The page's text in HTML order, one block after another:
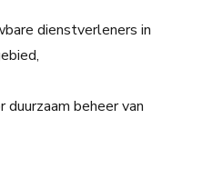
dienstverleners in
duurzaam beheer van